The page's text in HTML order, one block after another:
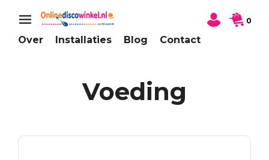
Over Installaties Blog Contact
0
Voeding